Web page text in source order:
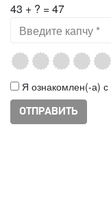
43 + ? = 47
Я ознакомлен(-а) с